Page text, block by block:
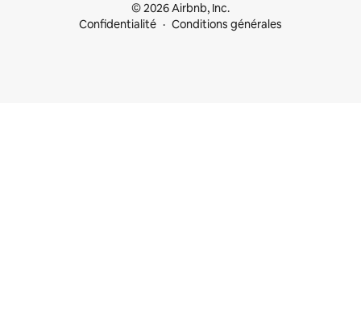
© 2026 Airbnb, Inc.
Confidentialité
Conditions générales